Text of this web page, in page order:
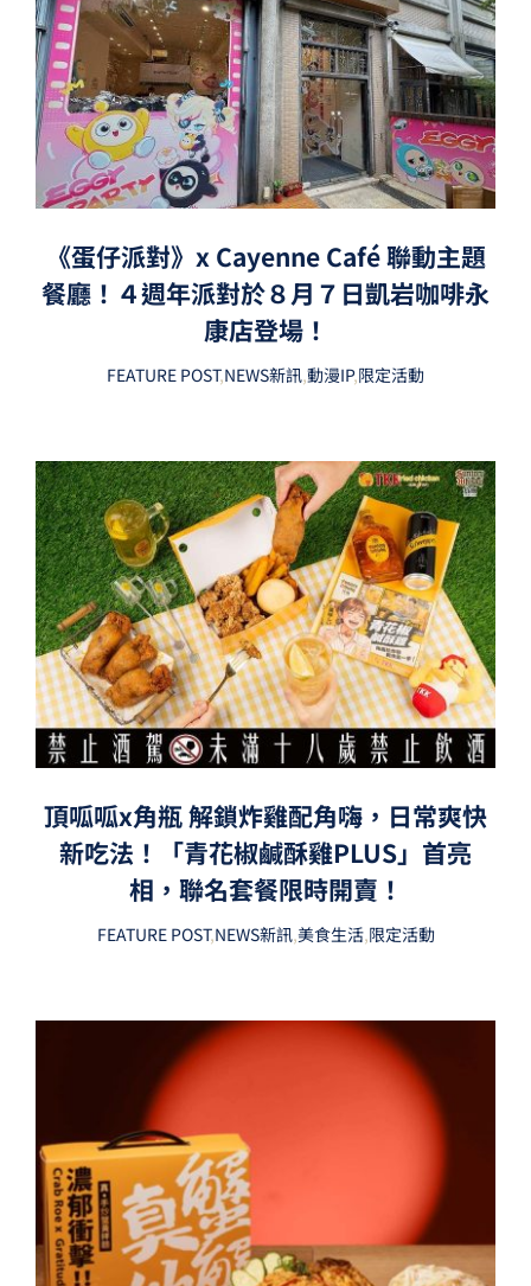
《蛋仔派對》x Cayenne Café 聯動主題
餐廳！４週年派對於８月７日凱岩咖啡永
康店登場！
FEATURE POST,NEWS新訊,動漫IP,限定活動
頂呱呱x角瓶 解鎖炸雞配角嗨，日常爽快
新吃法！「青花椒鹹酥雞PLUS」首亮
相，聯名套餐限時開賣！
FEATURE POST,NEWS新訊,美食生活,限定活動